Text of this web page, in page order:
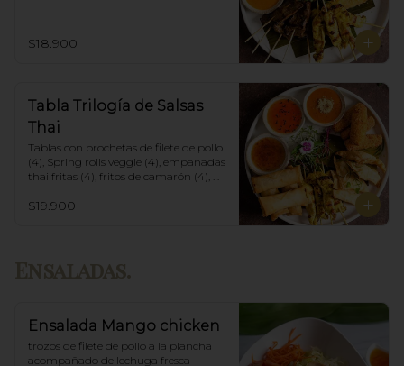
amarillo.
$18.900
Tabla Trilogía de Salsas
Thai
Tablas con brochetas de filete de pollo
(4), Spring rolls veggie (4), empanadas
thai fritas (4), fritos de camarón (4),
Salsa de Maní y Soja spicy.
$19.900
Ensaladas.
Ensalada Mango chicken
trozos de filete de pollo a la plancha
acompañado de lechuga fresca